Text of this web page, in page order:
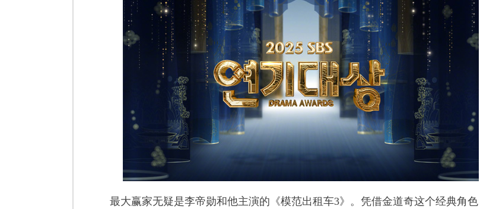
最大赢家无疑是李帝勋和他主演的《模范出租车3》。凭借金道奇这个经典角色